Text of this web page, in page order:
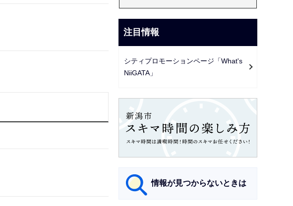
注目情報
シティプロモーションページ「What's
NiiGATA」
情報が見つからないときは